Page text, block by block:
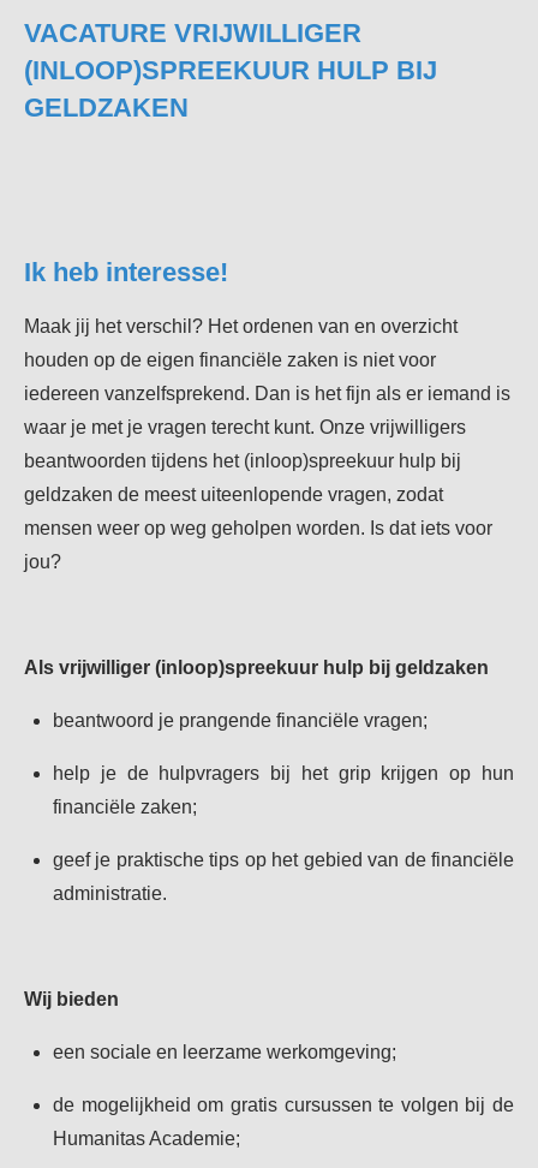
VACATURE VRIJWILLIGER
(INLOOP)SPREEKUUR HULP BIJ
GELDZAKEN
Ik heb interesse!
Maak jij het verschil? Het ordenen van en overzicht
houden op de eigen financiële zaken is niet voor
iedereen vanzelfsprekend. Dan is het fijn als er iemand is
waar je met je vragen terecht kunt. Onze vrijwilligers
beantwoorden tijdens het (inloop)spreekuur hulp bij
geldzaken de meest uiteenlopende vragen, zodat
mensen weer op weg geholpen worden. Is dat iets voor
jou?
Als vrijwilliger (inloop)spreekuur hulp bij geldzaken
beantwoord je prangende financiële vragen;
help je de hulpvragers bij het grip krijgen op hun
financiële zaken;
geef je praktische tips op het gebied van de financiële
administratie.
Wij bieden
een sociale en leerzame werkomgeving;
de mogelijkheid om gratis cursussen te volgen bij de
Humanitas Academie;